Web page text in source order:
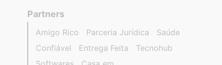
Partners
Amigo Rico Parceria Jurídica
Saúde
Confiável
Entrega Feita
Tecnohub